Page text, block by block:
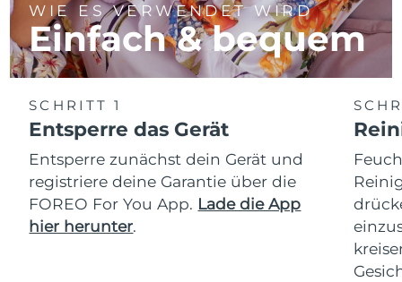
WIE ES VERWENDET WIRD
Einfach & bequem
SCHRITT 1
Entsperre das Gerät
Entsperre zunächst dein Gerät und
registriere deine Garantie über die
FOREO For You App. Lade die App
hier herunter.